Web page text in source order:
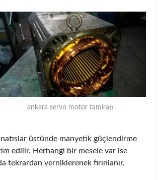
ankara servo motor tamiratı
üstünde manyetik güçlendirme
edilir. Herhangi bir mesele var ise
tekrardan verniklerenek fırınlanır.